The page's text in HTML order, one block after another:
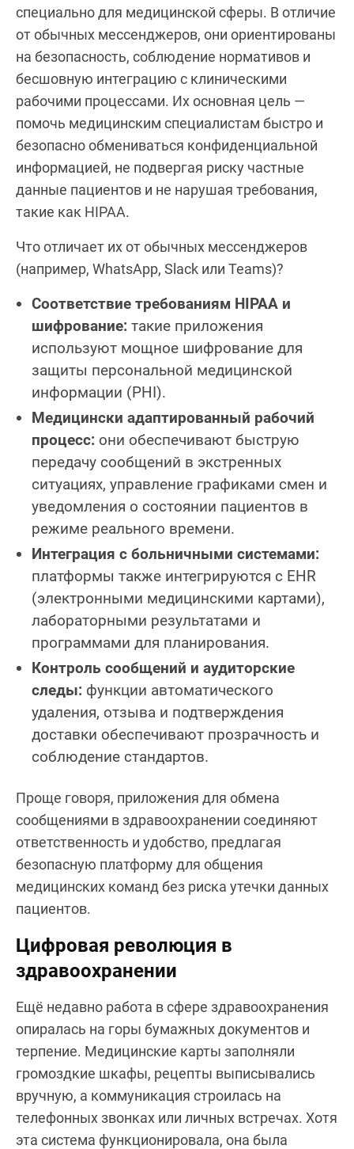
специально для медицинской сферы. В отличие
от обычных мессенджеров, они ориентированы
на безопасность, соблюдение нормативов и
бесшовную интеграцию с клиническими
рабочими процессами. Их основная цель —
помочь медицинским специалистам быстро и
безопасно обмениваться конфиденциальной
информацией, не подвергая риску частные
данные пациентов и не нарушая требования,
такие как HIPAA.
Что отличает их от обычных мессенджеров
(например, WhatsApp, Slack или Teams)?
Соответствие требованиям HIPAA и
шифрование: такие приложения
используют мощное шифрование для
защиты персональной медицинской
информации (PHI).
Медицински адаптированный рабочий
процесс: они обеспечивают быструю
передачу сообщений в экстренных
ситуациях, управление графиками смен и
уведомления о состоянии пациентов в
режиме реального времени.
Интеграция с больничными системами:
платформы также интегрируются с EHR
(электронными медицинскими картами),
лабораторными результатами и
программами для планирования.
Контроль сообщений и аудиторские
следы: функции автоматического
удаления, отзыва и подтверждения
доставки обеспечивают прозрачность и
соблюдение стандартов.
Проще говоря, приложения для обмена
сообщениями в здравоохранении соединяют
ответственность и удобство, предлагая
безопасную платформу для общения
медицинских команд без риска утечки данных
пациентов.
Цифровая революция в
здравоохранении
Ещё недавно работа в сфере здравоохранения
опиралась на горы бумажных документов и
терпение. Медицинские карты заполняли
громоздкие шкафы, рецепты выписывались
вручную, а коммуникация строилась на
телефонных звонках или личных встречах. Хотя
эта система функционировала, она была